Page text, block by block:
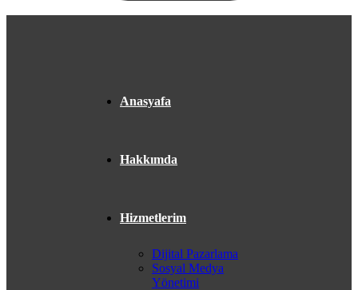
Anasyafa
Hakkımda
Hizmetlerim
Dijital Pazarlama
Sosyal Medya
Yönetimi